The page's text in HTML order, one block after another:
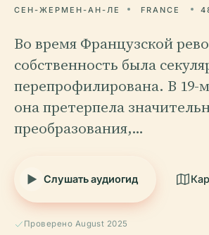
СЕН-ЖЕРМЕН-АН-ЛЕ FRANCE
Во время Французской
собственность была
перепрофилирована. В 19-
она претерпела
преобразования,…
Слушать аудиогид
Проверено August 2025